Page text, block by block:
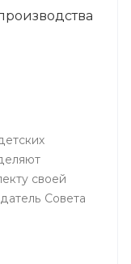
своей
Совета